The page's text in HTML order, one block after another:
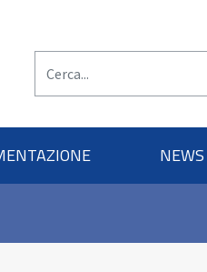
NEWS